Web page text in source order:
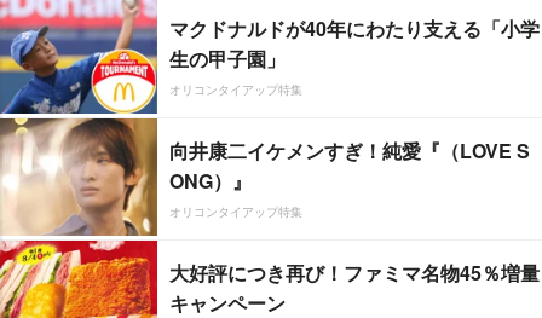
マクドナルドが40年にわたり支える「小学
生の甲子園」
オリコンタイアップ特集
向井康二イケメンすぎ！純愛『（LOVE S
ONG）』
オリコンタイアップ特集
大好評につき再び！ファミマ名物45％増量
キャンペーン